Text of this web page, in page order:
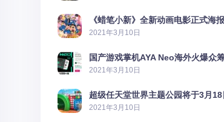
《蜡笔小新》全新动画电影正式海
2021年3月10日
国产游戏掌机AYA Neo海外火爆众
2021年3月10日
超级任天堂世界主题公园将于3月18
2021年3月10日